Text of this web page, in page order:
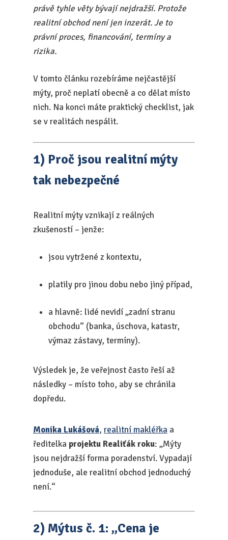
právě tyhle věty bývají nejdražší. Protože
realitní obchod není jen inzerát. Je to
právní proces, financování, termíny a
rizika.
V tomto článku rozebíráme nejčastější
mýty, proč neplatí obecně a co dělat místo
nich. Na konci máte praktický checklist, jak
se v realitách nespálit.
1) Proč jsou realitní mýty
tak nebezpečné
Realitní mýty vznikají z reálných
zkušeností – jenže:
jsou vytržené z kontextu,
platily pro jinou dobu nebo jiný případ,
a hlavně: lidé nevidí „zadní stranu
obchodu“ (banka, úschova, katastr,
výmaz zástavy, termíny).
Výsledek je, že veřejnost často řeší až
následky – místo toho, aby se chránila
dopředu.
Monika Lukášová, realitní makléřka a
ředitelka projektu Realiťák roku: „Mýty
jsou nejdražší forma poradenství. Vypadají
jednoduše, ale realitní obchod jednoduchý
není.“
2) Mýtus č. 1: „Cena je